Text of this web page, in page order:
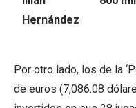
Hernández
Por otro lado, los de la
de euros (7,086.08